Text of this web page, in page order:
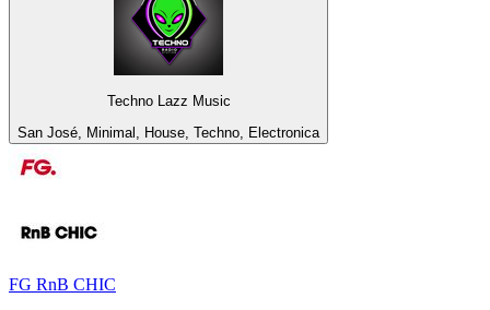
Techno Lazz Music
San José, Minimal, House, Techno, Electronica
FG RnB CHIC